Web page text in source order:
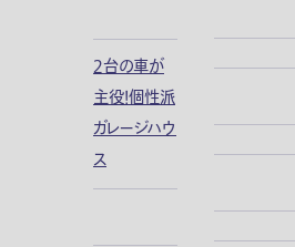
２台の車が
主役！個性派
ガレージハウ
ス